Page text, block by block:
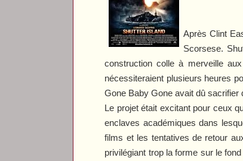
Après Clint
Scorsese.
construction colle à merveille
nécessiteraient plusieurs heures
Gone Baby Gone avait dû sacrifier
Le projet était excitant pour ceux
enclaves académiques dans
films et les tentatives de retour
privilégiant trop la forme sur le